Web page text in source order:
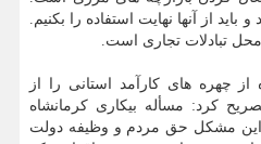
از آنها نهایت استفاده را بکنیم.
تبادلات تجاری است.
چهره های کارآمد استانی را از
کرد: مسأله بیکاری کرمانشاه
این مشکل حق مردم و وظیفه دولت